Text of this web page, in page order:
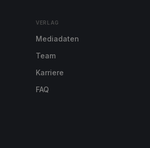
VERLAG
Mediadaten
Team
Karriere
FAQ